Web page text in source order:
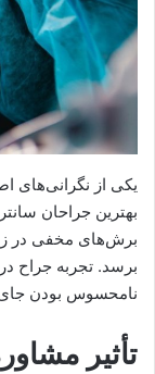
یکی از نگرانی‌های
بهترین جراحان
برش‌های مخفی در
برسد. تجربه جراح
نامحسوس بودن
تأثیر